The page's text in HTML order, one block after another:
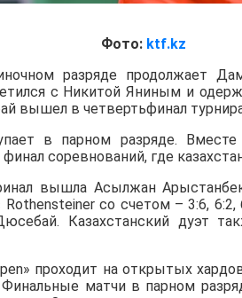
Фото: ktf.kz
разряде продолжает
с Никитой Яниным и
вышел в четвертьфинал
в парном разряде. Вместе
соревнований, где
вышла Асылжан
со счетом – 3:6,
Казахстанский дуэт
проходит на открытых
матчи в парном